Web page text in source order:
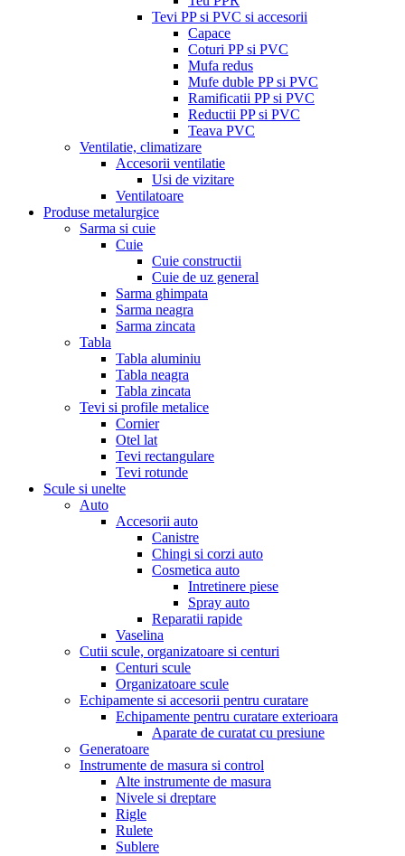
Tevi PP si PVC si accesorii
Capace
Coturi PP si PVC
Mufa redus
Mufe duble PP si PVC
Ramificatii PP si PVC
Reductii PP si PVC
Teava PVC
Ventilatie, climatizare
Accesorii ventilatie
Usi de vizitare
Ventilatoare
Produse metalurgice
Sarma si cuie
Cuie
Cuie constructii
Cuie de uz general
Sarma ghimpata
Sarma neagra
Sarma zincata
Tabla
Tabla aluminiu
Tabla neagra
Tabla zincata
Tevi si profile metalice
Cornier
Otel lat
Tevi rectangulare
Tevi rotunde
Scule si unelte
Auto
Accesorii auto
Canistre
Chingi si corzi auto
Cosmetica auto
Intretinere piese
Spray auto
Reparatii rapide
Vaselina
Cutii scule, organizatoare si centuri
Centuri scule
Organizatoare scule
Echipamente si accesorii pentru curatare
Echipamente pentru curatare exterioara
Aparate de curatat cu presiune
Generatoare
Instrumente de masura si control
Alte instrumente de masura
Nivele si dreptare
Rigle
Rulete
Sublere